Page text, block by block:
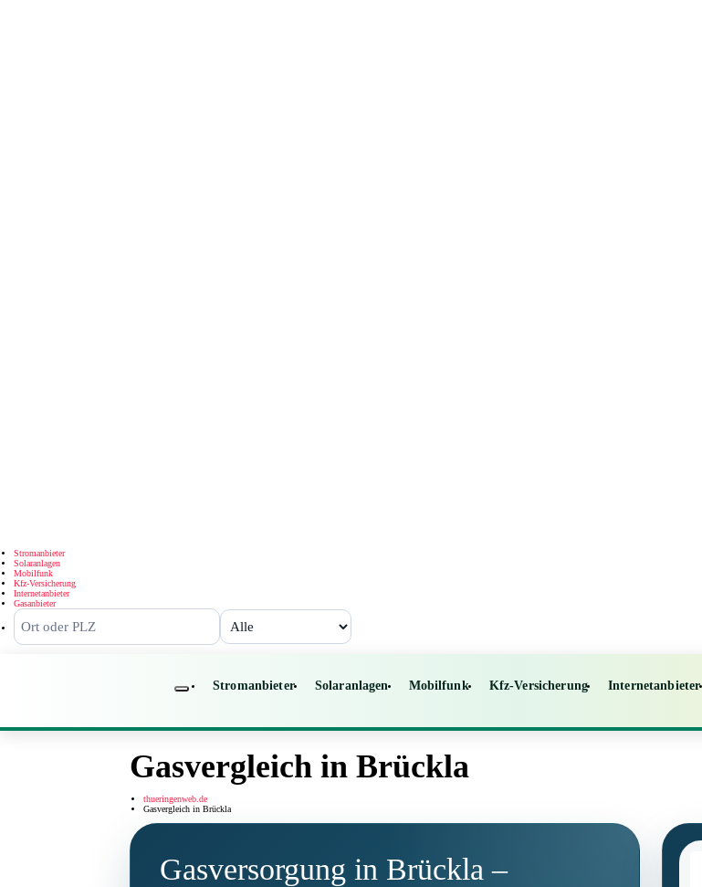
Stromanbieter
Solaranlagen
Mobilfunk
Kfz-Versicherung
Internetanbieter
Gasanbieter
Stromanbieter Solaranlagen Mobilfunk Kfz-Versicherung Internetanbieter
Gasvergleich in Brückla
thueringenweb.de
Gasvergleich in Brückla
Gasversorgung in Brückla –